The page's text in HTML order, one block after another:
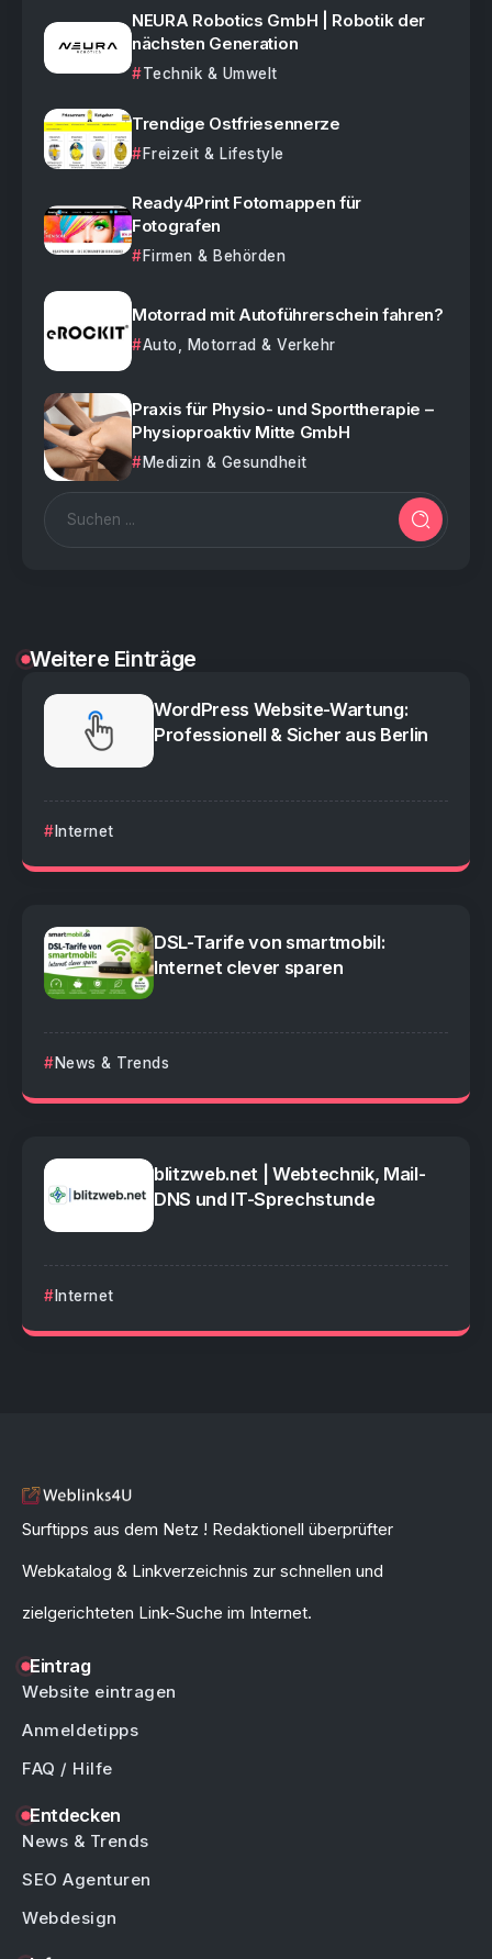
NEURA Robotics GmbH | Robotik der
nächsten Generation
Technik & Umwelt
Trendige Ostfriesennerze
Freizeit & Lifestyle
Ready4Print Fotomappen für
Fotografen
Firmen & Behörden
Motorrad mit Autoführerschein fahren?
Auto, Motorrad & Verkehr
Praxis für Physio- und Sporttherapie –
Physioproaktiv Mitte GmbH
Medizin & Gesundheit
Weitere Einträge
WordPress Website-Wartung:
Professionell & Sicher aus Berlin
Internet
DSL-Tarife von smartmobil:
Internet clever sparen
News & Trends
blitzweb.net | Webtechnik, Mail-
DNS und IT-Sprechstunde
Internet
Surftipps aus dem Netz ! Redaktionell überprüfter
Webkatalog & Linkverzeichnis zur schnellen und
zielgerichteten Link-Suche im Internet.
Eintrag
Website eintragen
Anmeldetipps
FAQ / Hilfe
Entdecken
News & Trends
SEO Agenturen
Webdesign